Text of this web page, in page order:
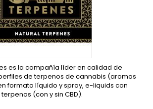
es la compañía líder en calidad de
de terpenos de cannabis (aromas
formato líquido y spray, e-liquids con
terpenos (con y sin CBD).